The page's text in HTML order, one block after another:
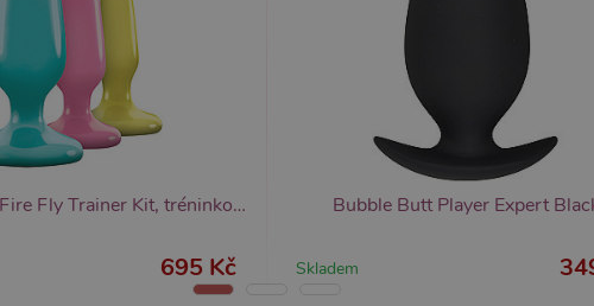
NS Novelties Fire Fly Trainer Kit, tréninková sada kolíků
695 Kč
Bubble Butt Player Expert
Skladem
Inc.
Pro pokračující podporu lepivosti s případy použití CORS po
Chromium vytváříme další soubory cookie lepivosti pro každou z
lepivosti založených na trvání s názvem AWSALBCORS (ALB).
LLC
měsíců
Google reCAPTCHA nastaví při spuštění potřebný soubor cookie
1
Tento soubor cookie obsahuje informace o relaci. Je nezbytný
Tento název souboru cookie je spojen s Google Universal Analytics - což je významná
Widget živého chatu nastavuje soubory cookie pro uložení ID živého chatu Zopim